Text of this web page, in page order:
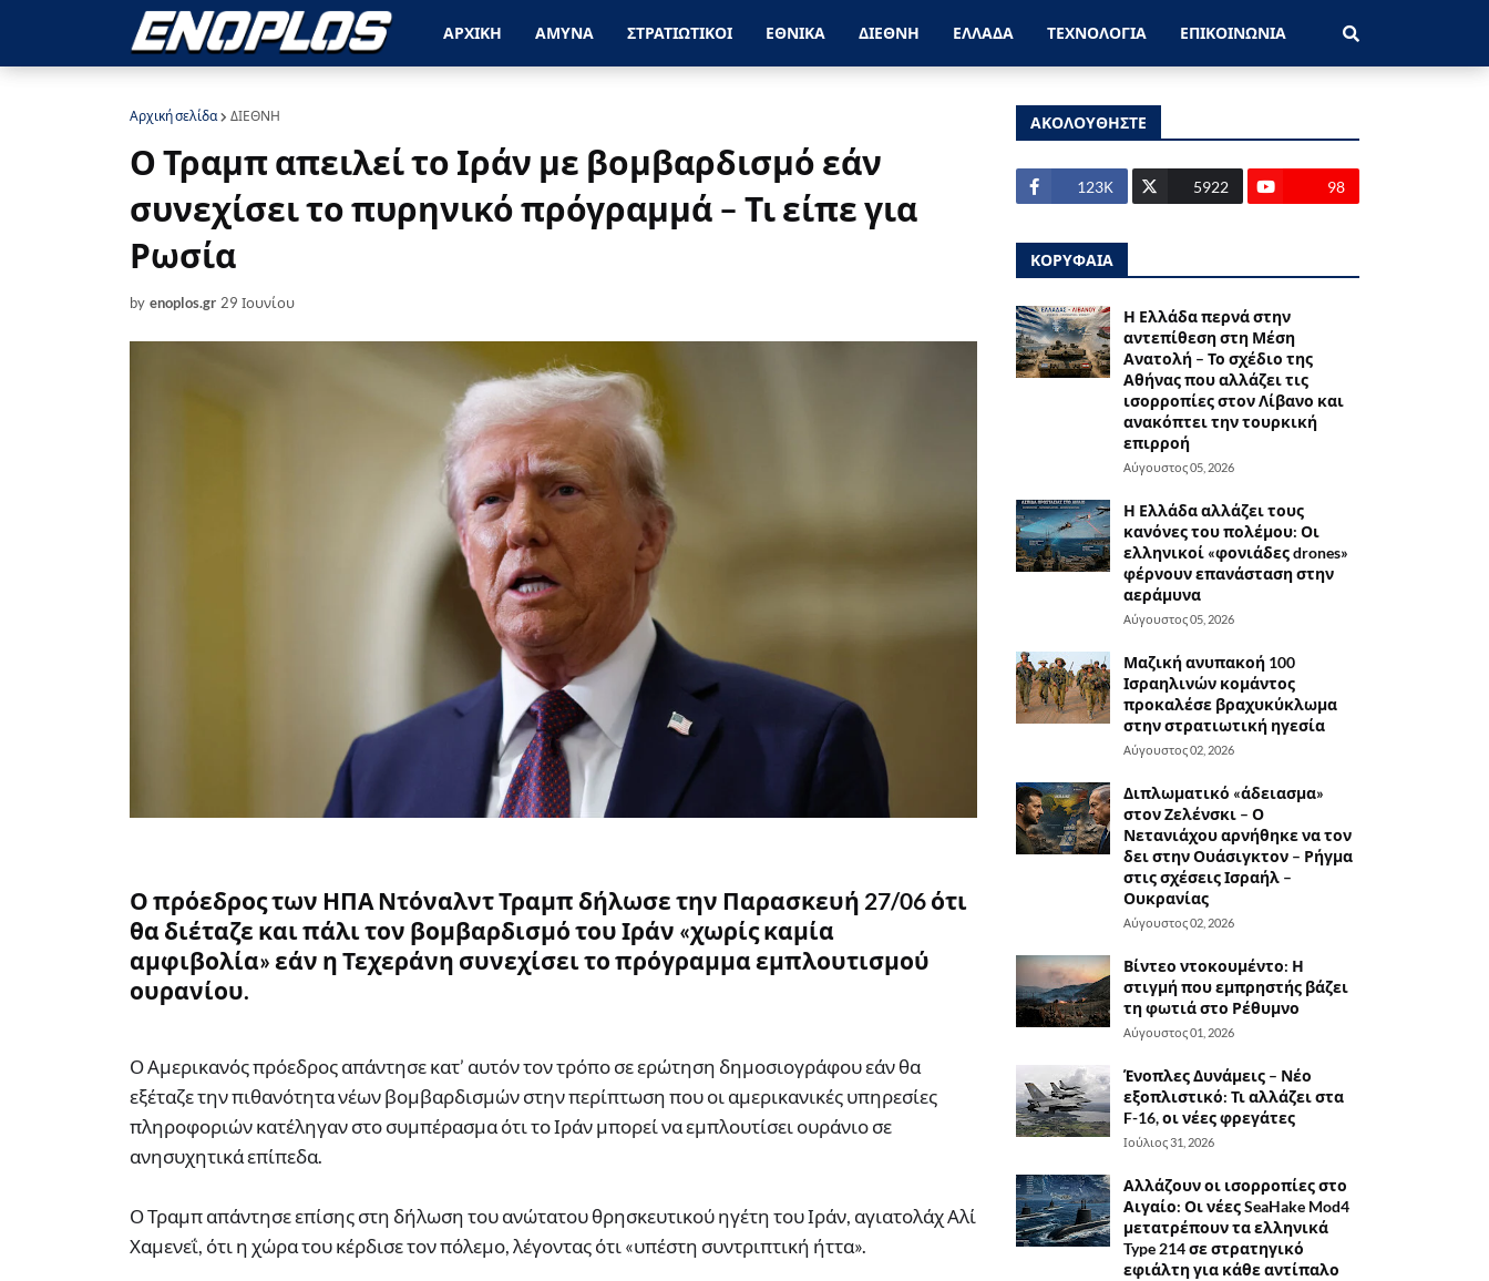
ΑΡΧΙΚΗ ΑΜΥΝΑ ΣΤΡΑΤΙΩΤΙΚΟΙ ΕΘΝΙΚΑ ΔΙΕΘΝΗ ΕΛΛΑΔΑ ΤΕΧΝΟΛΟΓΙΑ ΕΠΙΚΟΙΝΩΝΙΑ
Αρχική σελίδα ΔΙΕΘΝΗ
Ο Τραμπ απειλεί το Ιράν με βομβαρδισμό εάν
συνεχίσει το πυρηνικό πρόγραμμά – Τι είπε για
Ρωσία
by enoplos.gr 29 Ιουνίου
Ο πρόεδρος των ΗΠΑ Ντόναλντ Τραμπ δήλωσε την Παρασκευή 27/06 ότι
θα διέταζε και πάλι τον βομβαρδισμό του Ιράν «χωρίς καμία
αμφιβολία» εάν η Τεχεράνη συνεχίσει το πρόγραμμα εμπλουτισμού
ουρανίου.
Ο Αμερικανός πρόεδρος απάντησε κατ’ αυτόν τον τρόπο σε ερώτηση δημοσιογράφου εάν θα
εξέταζε την πιθανότητα νέων βομβαρδισμών στην περίπτωση που οι αμερικανικές υπηρεσίες
πληροφοριών κατέληγαν στο συμπέρασμα ότι το Ιράν μπορεί να εμπλουτίσει ουράνιο σε
ανησυχητικά επίπεδα.
Ο Τραμπ απάντησε επίσης στη δήλωση του ανώτατου θρησκευτικού ηγέτη του Ιράν, αγιατολάχ Αλί
Χαμενεΐ, ότι η χώρα του κέρδισε τον πόλεμο, λέγοντας ότι «υπέστη συντριπτική ήττα».
ΑΚΟΛΟΥΘΗΣΤΕ
123Κ 5922 98
ΚΟΡΥΦΑΙΑ
Η Ελλάδα περνά στην
αντεπίθεση στη Μέση
Ανατολή – Το σχέδιο της
Αθήνας που αλλάζει τις
ισορροπίες στον Λίβανο και
ανακόπτει την τουρκική
επιρροή
Αύγουστος 05, 2026
Η Ελλάδα αλλάζει τους
κανόνες του πολέμου: Οι
ελληνικοί «φονιάδες drones»
φέρνουν επανάσταση στην
αεράμυνα
Αύγουστος 05, 2026
Μαζική ανυπακοή 100
Ισραηλινών κομάντος
προκαλέσε βραχυκύκλωμα
στην στρατιωτική ηγεσία
Αύγουστος 02, 2026
Διπλωματικό «άδειασμα»
στον Ζελένσκι – Ο
Νετανιάχου αρνήθηκε να τον
δει στην Ουάσιγκτον – Ρήγμα
στις σχέσεις Ισραήλ –
Ουκρανίας
Αύγουστος 02, 2026
Βίντεο ντοκουμέντο: Η
στιγμή που εμπρηστής βάζει
τη φωτιά στο Ρέθυμνο
Αύγουστος 01, 2026
Ένοπλες Δυνάμεις – Νέο
εξοπλιστικό: Τι αλλάζει στα
F-16, οι νέες φρεγάτες
Ιούλιος 31, 2026
Αλλάζουν οι ισορροπίες στο
Αιγαίο: Οι νέες SeaHake Mod4
μετατρέπουν τα ελληνικά
Type 214 σε στρατηγικό
εφιάλτη για κάθε αντίπαλο